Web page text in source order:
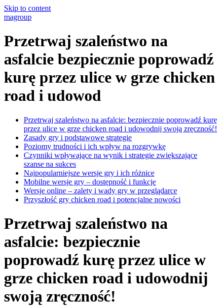
Skip to content
magroup
Przetrwaj szaleństwo na
asfalcie bezpiecznie poprowadź
kurę przez ulice w grze chicken
road i udowod
Przetrwaj szaleństwo na asfalcie: bezpiecznie poprowadź kurę
przez ulice w grze chicken road i udowodnij swoją zręczność!
Zasady gry i podstawowe strategie
Poziomy trudności i ich wpływ na rozgrywkę
Czynniki wpływające na wynik i strategie zwiększające
szanse na sukces
Najpopularniejsze wersje gry i ich różnice
Mobilne wersje gry – dostępność i funkcje
Wersje online – zalety i wady gry w przeglądarce
Przyszłość gry chicken road i potencjalne nowości
Przetrwaj szaleństwo na
asfalcie: bezpiecznie
poprowadź kurę przez ulice w
grze chicken road i udowodnij
swoją zręczność!